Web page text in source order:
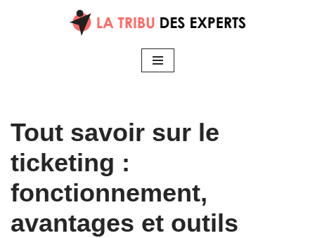
Tout savoir sur le
ticketing :
fonctionnement,
avantages et outils